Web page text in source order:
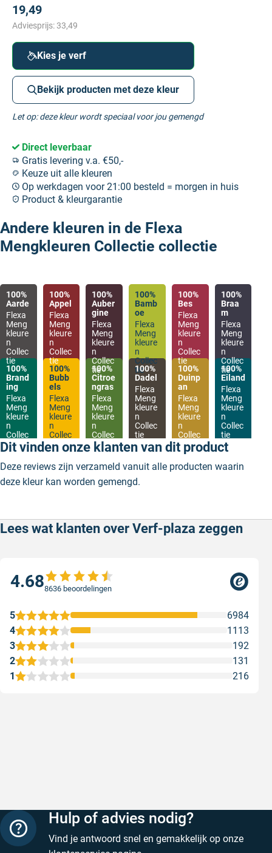
19,49
Adviesprijs:33,49
Kies je verf
Bekijk producten met deze kleur
Let op: deze kleur wordt speciaal voor jou gemengd
Direct leverbaar
Gratis levering v.a. €50,-
Keuze uit alle kleuren
Op werkdagen voor 21:00 besteld = morgen in huis
Product & kleurgarantie
Andere kleuren in de Flexa
Mengkleuren Collectie collectie
100%
Aarde
Flexa
Meng
kleure
n
Collec
tie
100%
Appel
Flexa
Meng
kleure
n
Collec
tie
100%
Auber
gine
Flexa
Meng
kleure
n
Collec
tie
100%
Bamb
oe
Flexa
Meng
kleure
n
Collec
tie
100%
Bes
Flexa
Meng
kleure
n
Collec
tie
100%
Braa
m
Flexa
Meng
kleure
n
Collec
tie
100%
Brand
ing
Flexa
Meng
kleure
n
Collec
tie
100%
Bubb
els
Flexa
Meng
kleure
n
Collec
tie
100%
Citroe
ngras
Flexa
Meng
kleure
n
Collec
tie
100%
Dadel
Flexa
Meng
kleure
n
Collec
tie
100%
Duinp
an
Flexa
Meng
kleure
n
Collec
tie
100%
Eiland
Flexa
Meng
kleure
n
Collec
tie
Dit vinden onze klanten van dit product
Deze reviews zijn verzameld vanuit alle producten waarin
deze kleur kan worden gemengd.
Lees wat klanten over Verf-plaza zeggen
4.688636 beoordelingen
1 216
2 131
3 192
4 1113
5 6984
Hulp of advies nodig?
Vind je antwoord snel en gemakkelijk op onze